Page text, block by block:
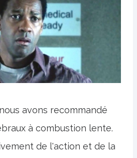
avons recommandé
à combustion lente.
de l'action et de la